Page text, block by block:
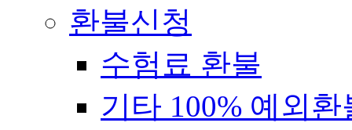
환불신청
수험료 환불
기타 100% 예외환